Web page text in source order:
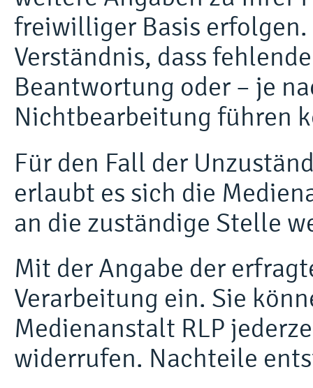
freiwilliger Basis
Verständnis, dass
Beantwortung oder – je
Nichtbearbeitung führen
Für den Fall der
erlaubt es sich die
an die zuständige Stelle
Mit der Angabe der
Verarbeitung ein. Sie
Medienanstalt RLP
widerrufen. Nachteile